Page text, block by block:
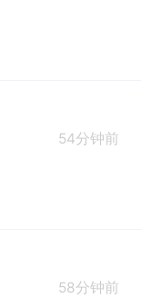
54分钟前
58分钟前